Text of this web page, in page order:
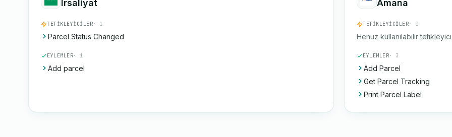
Irsaliyat
TETIKLEYICILER· 1
Parcel Status Changed
EYLEMLER· 1
Add parcel
Amana
TETIKLEYICILER· 0
Henüz kullanılabilir
EYLEMLER· 3
Add Parcel
Get Parcel Tracking
Print Parcel Label